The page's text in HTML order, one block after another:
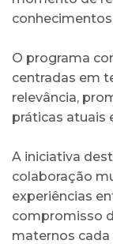
O programa
centradas em
relevância,
práticas atuais
A iniciativa
colaboração
experiências
compromisso
maternos cada